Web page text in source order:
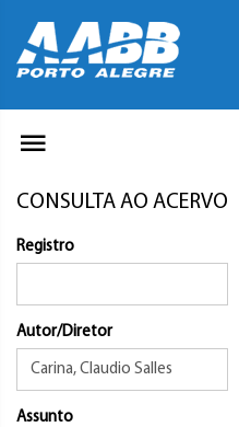
CONSULTA AO ACERVO
Registro
Autor/Diretor
Assunto